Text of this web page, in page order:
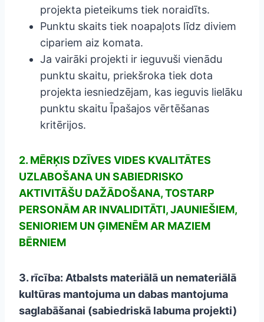
projekta pieteikums tiek noraidīts.
Punktu skaits tiek noapaļots līdz diviem
cipariem aiz komata.
Ja vairāki projekti ir ieguvuši vienādu
punktu skaitu, priekšroka tiek dota
projekta iesniedzējam, kas ieguvis lielāku
punktu skaitu Īpašajos vērtēšanas
kritērijos.
2. MĒRĶIS DZĪVES VIDES KVALITĀTES
UZLABOŠANA UN SABIEDRISKO
AKTIVITĀŠU DAŽĀDOŠANA, TOSTARP
PERSONĀM AR INVALIDITĀTI, JAUNIEŠIEM,
SENIORIEM UN ĢIMENĒM AR MAZIEM
BĒRNIEM
3. rīcība: Atbalsts materiālā un nemateriālā
kultūras mantojuma un dabas mantojuma
saglabāšanai (sabiedriskā labuma projekti)